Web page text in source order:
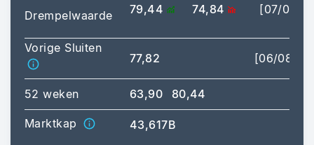
Drempelwaarde 79,44 74,84
[07/08/
Vorige Sluiten
77,82 [06/08/
52 weken 63,90 80,44
Marktkap 43,617B